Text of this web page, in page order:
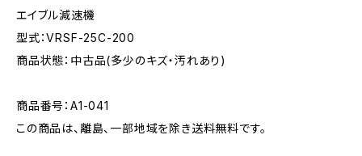
エイブル減速機
型式：VRSF-25C-200
商品状態：中古品(多少のキズ・汚れあり)
商品番号：A1-041
この商品は、離島、一部地域を除き送料無料です。